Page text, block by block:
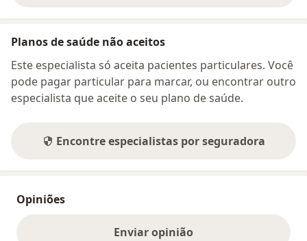
Planos de saúde não aceitos
Este especialista só aceita pacientes particulares. Você
pode pagar particular para marcar, ou encontrar outro
especialista que aceite o seu plano de saúde.
Encontre especialistas por seguradora
Opiniões
Enviar opinião